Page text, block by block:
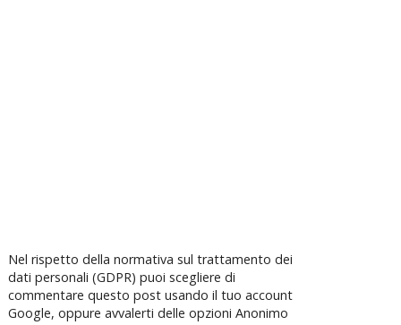
Nel rispetto della normativa sul trattamento dei
dati personali (GDPR) puoi scegliere di
commentare questo post usando il tuo account
Google, oppure avvalerti delle opzioni Anonimo